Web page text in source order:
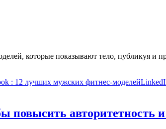
которые показывают тело, публикуя и
: 12 лучших мужских фитнес-моделей
повысить авторитетность